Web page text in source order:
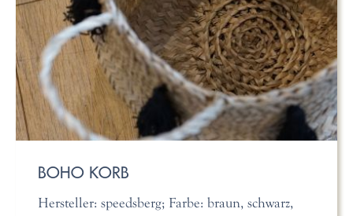
BOHO KORB
Hersteller: speedsberg; Farbe: braun, schwarz,